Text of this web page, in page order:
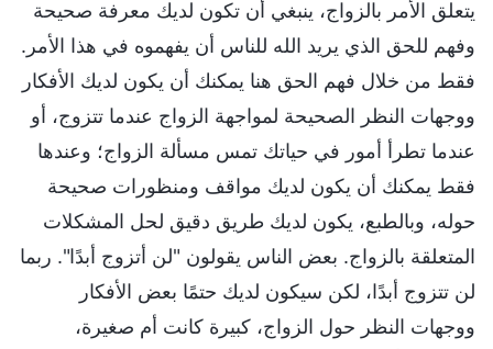
يتعلق الأمر بالزواج، ينبغي أن تكون لديك معرفة صحيحة
وفهم للحق الذي يريد الله للناس أن يفهموه في هذا الأمر.
فقط من خلال فهم الحق هنا يمكنك أن يكون لديك الأفكار
ووجهات النظر الصحيحة لمواجهة الزواج عندما تتزوج، أو
عندما تطرأ أمور في حياتك تمس مسألة الزواج؛ وعندها
فقط يمكنك أن يكون لديك مواقف ومنظورات صحيحة
حوله، وبالطبع، يكون لديك طريق دقيق لحل المشكلات
المتعلقة بالزواج. بعض الناس يقولون "لن أتزوج أبدًا". ربما
لن تتزوج أبدًا، لكن سيكون لديك حتمًا بعض الأفكار
ووجهات النظر حول الزواج، كبيرة كانت أم صغيرة،